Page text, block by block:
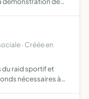
· Créée en
du raid sportif et
nécessaires à